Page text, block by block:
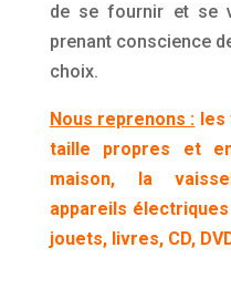
de se fournir et se
prenant conscience
choix.
Nous reprenons : les
taille propres et
maison, la
appareils
jouets, livres, CD,